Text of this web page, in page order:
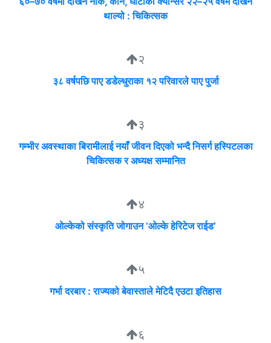
थाल्यो : चिकित्सक
२
३८ वर्षपछि पाए डडेल्धुराका १२ परिवारले पाए पुर्जा
३
गम्भीर अवस्थाका बिरामीलाई नयाँ जीवन दिएको भन्दै निसर्ग हस्पिटलका
चिकित्सक र अध्यक्ष सम्मानित
४
ओल्केको संस्कृति जोगाउन ‘ओल्के हेरिटेज राईड’
५
गर्भा दरबार : राज्यको बेवास्ताले मेटिदै एउटा इतिहास
६